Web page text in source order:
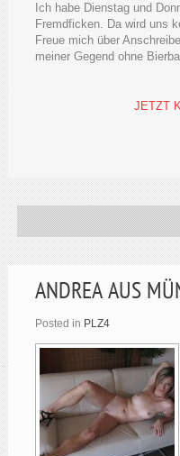
Ich habe Dienstag und
Fremdficken. Da wird uns
Freue mich über
meiner Gegend ohne
JETZT
ANDREA AUS
Posted in PLZ4